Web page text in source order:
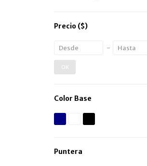
Precio ($)
OK
Color Base
Puntera